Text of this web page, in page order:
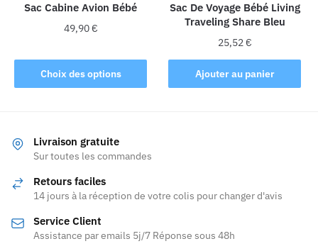
Sac Cabine Avion Bébé
49,90€
Choix des options
produit
a
Les
options
peuvent
être
sur
la
Sac De Voyage Bébé Living
Traveling Share Bleu
25,52€
Ajouter au panier
Livraison gratuite
Sur toutes les commandes
Retours faciles
14 jours à la réception de votre colis pour changer d'avis
Service Client
Assistance par emails 5j/7 Réponse sous 48h